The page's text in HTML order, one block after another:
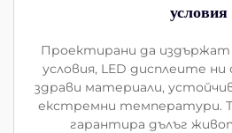
условия
Проектирани да издържат
условия, LED дисплеите
здрави материали,
екстремни температури.
гарантира дълъг